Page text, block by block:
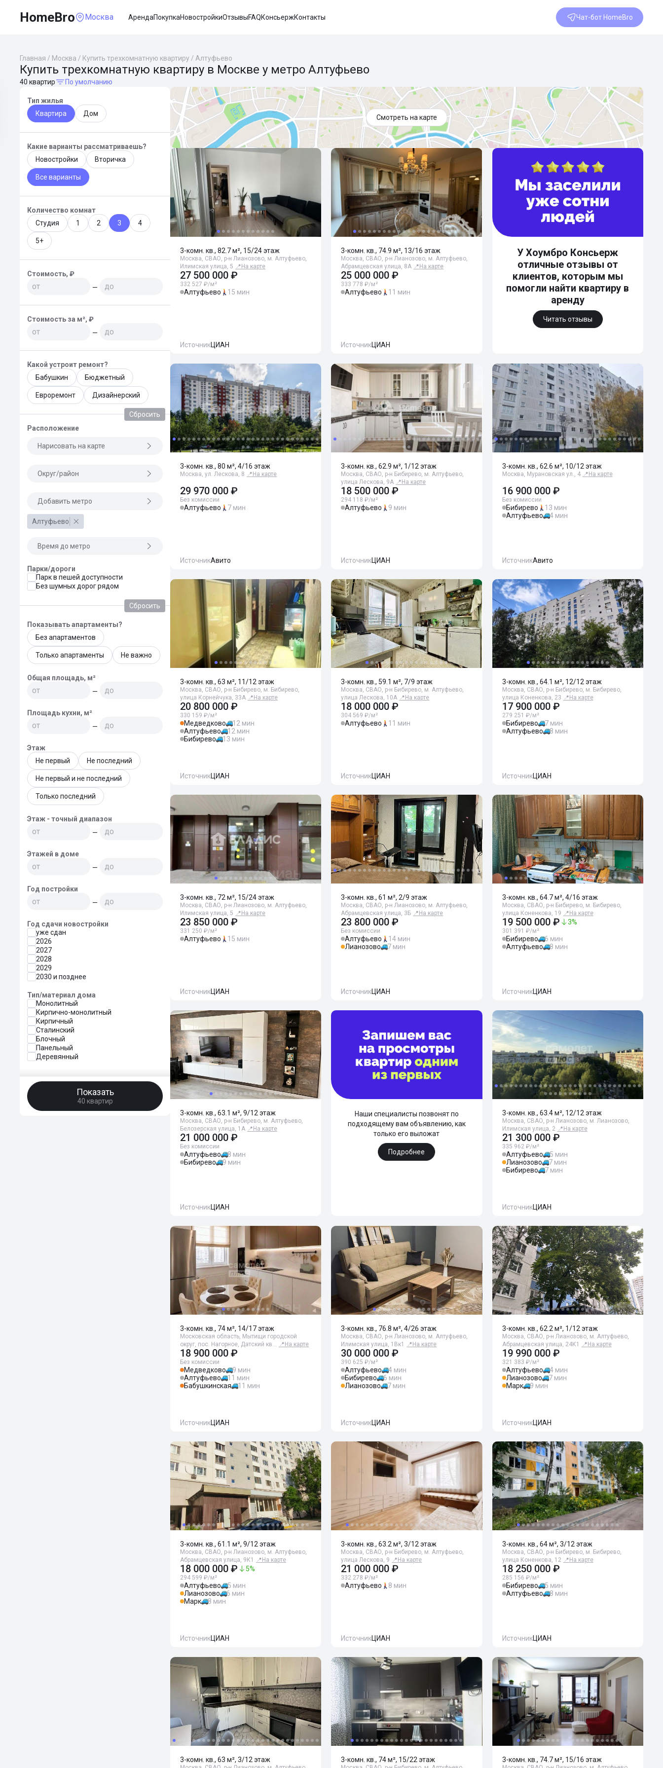
HomeBro Москва АрендаПокупкаНовостройкиОтзывыFAQКонсьержКонтакты Чат-бот HomeBro
Главная / Москва / Купить трехкомнатную квартиру / Алтуфьево
Купить трехкомнатную квартиру в Москве у метро Алтуфьево
40 квартир По умолчанию
Тип жилья
Квартира
Дом
Какие варианты рассматриваешь?
Новостройки
Вторичка
Все варианты
Количество комнат
Студия
1 2 3 4
5+
Стоимость, ₽
—
Стоимость за м², ₽
—
Какой устроит ремонт?
Бабушкин
Бюджетный
Евроремонт Дизайнерский
Сбросить
Расположение
Нарисовать на карте
Округ/район
Добавить метро
Алтуфьево
Время до метро
Парки/дороги
Парк в пешей доступности
Без шумных дорог рядом
Сбросить
Показывать апартаменты?
Без апартаментов
Только апартаменты Не важно
Общая площадь, м²
—
Площадь кухни, м²
—
Этаж
Не первый
Не последний
Не первый и не последний
Только последний
Этаж - точный диапазон
—
Этажей в доме
—
Год постройки
—
Год сдачи новостройки
уже сдан
2026
2027
2028
2029
2030 и позднее
Тип/материал дома
Монолитный
Кирпично-монолитный
Кирпичный
Сталинский
Блочный
Панельный
Деревянный
Показать
40 квартир
Смотреть на карте
3-комн. кв., 82.7 м², 15/24 этаж
Москва, СВАО, р-н Лианозово, м. Алтуфьево,
Илимская улица, 5 📍 На карте
27 500 000 ₽
332 527 ₽/м²
Алтуфьево 15 мин
ИсточникЦИАН
3-комн. кв., 74.9 м², 13/16 этаж
Москва, СВАО, р-н Лианозово, м. Алтуфьево,
Абрамцевская улица, 8А 📍 На карте
25 000 000 ₽
333 778 ₽/м²
Алтуфьево 11 мин
ИсточникЦИАН
У Хоумбро Консьерж
отличные отзывы от
клиентов, которым мы
помогли найти квартиру в
аренду
Читать отзывы
3-комн. кв., 80 м², 4/16 этаж
Москва, ул. Лескова, 8 📍 На карте
29 970 000 ₽
Без комиссии
Алтуфьево 7 мин
ИсточникАвито
3-комн. кв., 62.9 м², 1/12 этаж
Москва, СВАО, р-н Бибирево, м. Алтуфьево,
улица Лескова, 9А 📍 На карте
18 500 000 ₽
294 118 ₽/м²
Алтуфьево 9 мин
ИсточникЦИАН
3-комн. кв., 62.6 м², 10/12 этаж
Москва, Мурановская ул., 4 📍 На карте
16 900 000 ₽
Без комиссии
Бибирево
13 мин
Алтуфьево
4 мин
ИсточникАвито
3-комн. кв., 63 м², 11/12 этаж
Москва, СВАО, р-н Бибирево, м. Бибирево,
улица Корнейчука, 33А 📍 На карте
20 800 000 ₽
330 159 ₽/м²
Медведково
12 мин
Алтуфьево
12 мин
Бибирево
13 мин
ИсточникЦИАН
3-комн. кв., 59.1 м², 7/9 этаж
Москва, СВАО, р-н Бибирево, м. Алтуфьево,
улица Лескова, 10А 📍 На карте
18 000 000 ₽
304 569 ₽/м²
Алтуфьево 11 мин
ИсточникЦИАН
3-комн. кв., 64.1 м², 12/12 этаж
Москва, СВАО, р-н Бибирево, м. Бибирево,
улица Коненкова, 23 📍 На карте
17 900 000 ₽
279 251 ₽/м²
Бибирево
7 мин
Алтуфьево
8 мин
ИсточникЦИАН
3-комн. кв., 72 м², 15/24 этаж
Москва, СВАО, р-н Лианозово, м. Алтуфьево,
Илимская улица, 5 📍 На карте
23 850 000 ₽
331 250 ₽/м²
Алтуфьево 15 мин
ИсточникЦИАН
3-комн. кв., 61 м², 2/9 этаж
Москва, СВАО, р-н Лианозово, м. Алтуфьево,
Абрамцевская улица, 3Б 📍 На карте
23 800 000 ₽
Без комиссии
Алтуфьево
14 мин
Лианозово
7 мин
ИсточникЦИАН
3-комн. кв., 64.7 м², 4/16 этаж
Москва, СВАО, р-н Бибирево, м. Бибирево,
улица Коненкова, 19 📍 На карте
19 500 000 ₽ 3%
301 391 ₽/м²
Бибирево
6 мин
Алтуфьево
8 мин
ИсточникЦИАН
3-комн. кв., 63.1 м², 9/12 этаж
Москва, СВАО, р-н Бибирево, м. Алтуфьево,
Белозерская улица, 1А 📍 На карте
21 000 000 ₽
Без комиссии
Алтуфьево
8 мин
Бибирево
9 мин
ИсточникЦИАН
Наши специалисты позвонят по
подходящему вам объявлению, как
только его выложат
Подробнее
3-комн. кв., 63.4 м², 12/12 этаж
Москва, СВАО, р-н Лианозово, м. Лианозово,
Илимская улица, 2 📍 На карте
21 300 000 ₽
335 962 ₽/м²
Алтуфьево
5 мин
Лианозово
7 мин
Бибирево
7 мин
ИсточникЦИАН
3-комн. кв., 74 м², 14/17 этаж
Московская область, Мытищи городской
округ, пос. Нагорное, Датский кв… 📍 На карте
18 900 000 ₽
Без комиссии
Медведково
9 мин
Алтуфьево
11 мин
Бабушкинская
11 мин
ИсточникЦИАН
3-комн. кв., 76.8 м², 4/26 этаж
Москва, СВАО, р-н Лианозово, м. Алтуфьево,
Илимская улица, 1Вк1
📍 На карте
30 000 000 ₽
390 625 ₽/м²
Алтуфьево
4 мин
Бибирево
6 мин
Лианозово
7 мин
ИсточникЦИАН
3-комн. кв., 62.2 м², 1/12 этаж
Москва, СВАО, р-н Лианозово, м. Алтуфьево,
Абрамцевская улица, 24К1
📍 На карте
19 990 000 ₽
321 383 ₽/м²
Алтуфьево
4 мин
Лианозово
7 мин
Марк
9 мин
ИсточникЦИАН
3-комн. кв., 61.1 м², 9/12 этаж
Москва, СВАО, р-н Лианозово, м. Алтуфьево,
Абрамцевская улица, 9К1
📍 На карте
18 000 000 ₽ 5%
294 599 ₽/м²
Алтуфьево
5 мин
Лианозово
6 мин
Марк
8 мин
ИсточникЦИАН
3-комн. кв., 63.2 м², 3/12 этаж
Москва, СВАО, р-н Бибирево, м. Алтуфьево,
улица Лескова, 9 📍 На карте
21 000 000 ₽
332 278 ₽/м²
Алтуфьево 8 мин
ИсточникЦИАН
3-комн. кв., 64 м², 3/12 этаж
Москва, СВАО, р-н Бибирево, м. Бибирево,
улица Коненкова, 12 📍 На карте
18 250 000 ₽
285 156 ₽/м²
Бибирево
5 мин
Алтуфьево
8 мин
ИсточникЦИАН
3-комн. кв., 63 м², 3/12 этаж 3-комн. кв., 74 м², 15/22 этаж 3-комн. кв., 74.7 м², 15/16 этаж